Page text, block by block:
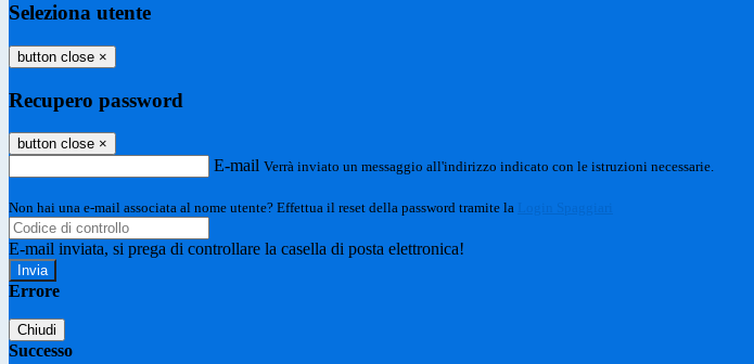
Seleziona utente
button close ×
Recupero password
button close ×
E-mail Verrà inviato un messaggio all'indirizzo indicato con le istruzioni necessarie.
Non hai una e-mail associata al nome utente? Effettua il reset della password tramite la Login Spaggiari
E-mail inviata, si prega di controllare la casella di posta elettronica!
Errore
Chiudi
Successo